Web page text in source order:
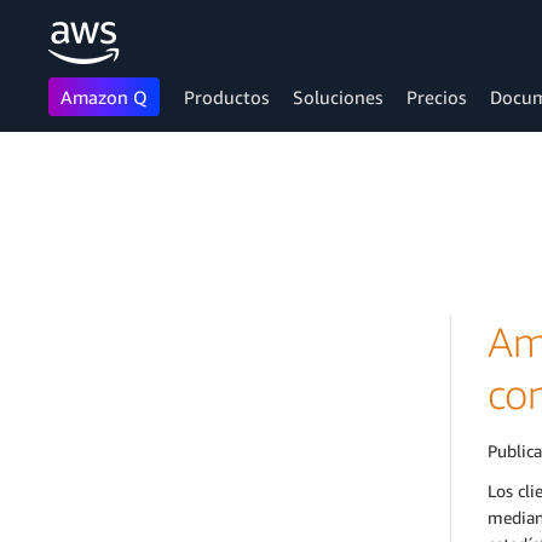
Amazon Q Productos Soluciones Precios
Los